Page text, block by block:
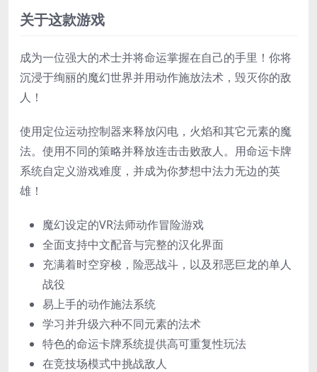
关于这款游戏
成为一位强大的术士并将命运掌握在自己的手里！你将
沉浸于绚丽的魔幻世界并用动作施放法术，毁灭你的敌
人！
使用定位运动控制器来释放闪电，火焰和其它元素的魔
法。使用不同的策略并释放连击击败敌人。用命运卡牌
系统自定义游戏难度，并成为你梦想中法力无边的英
雄！
魔幻设定的VR法师动作冒险游戏
全面支持中文配音与完整的汉化界面
充满着时空穿梭，险恶战斗，以及邪恶巨龙的单人
战役
易上手的动作施法系统
学习并升级六种不同元素的法术
特色的命运卡牌系统提供高可重复性玩法
在竞技场模式中挑战敌人